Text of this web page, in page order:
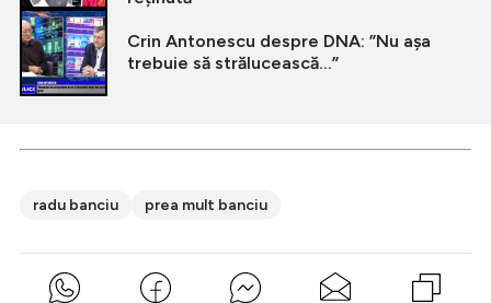
Crin Antonescu despre DNA: ”Nu așa
trebuie să strălucească...”
radu banciu prea mult banciu